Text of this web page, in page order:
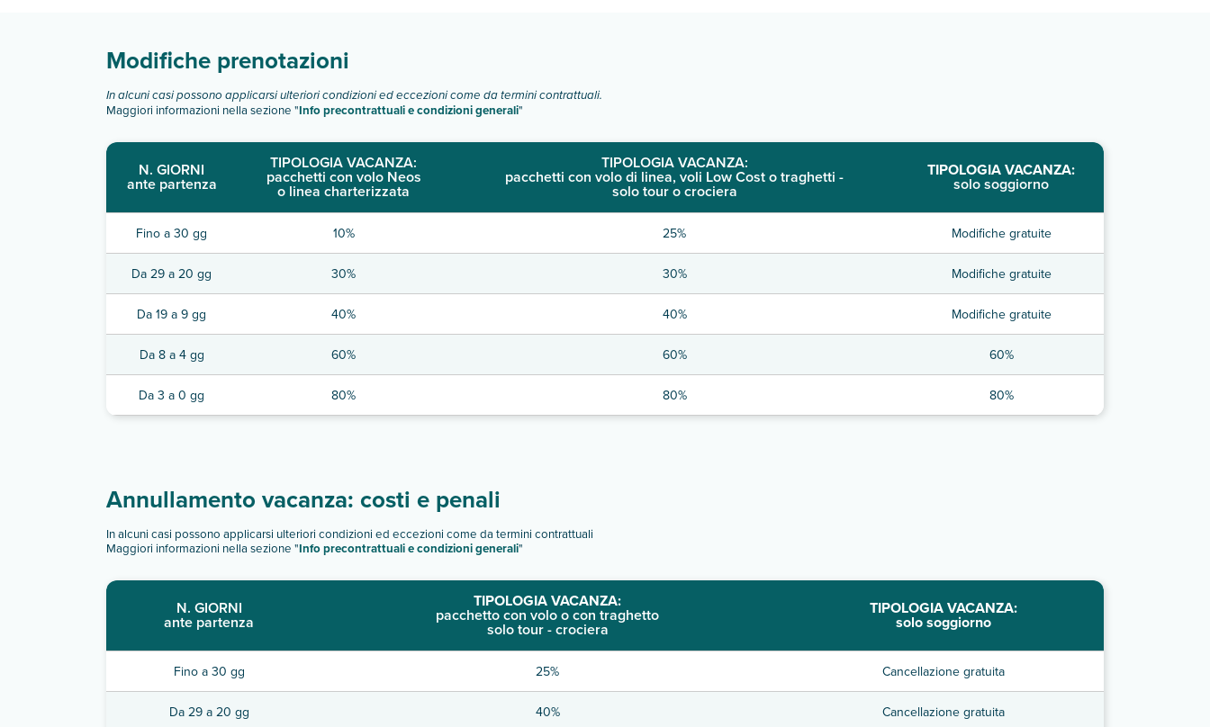
Modifiche prenotazioni
In alcuni casi possono applicarsi ulteriori condizioni ed eccezioni come da termini contrattuali.
Maggiori informazioni nella sezione "Info precontrattuali e condizioni generali"
N. GIORNI
ante partenza
TIPOLOGIA VACANZA:
pacchetti con volo Neos
o linea charterizzata
TIPOLOGIA VACANZA:
pacchetti con volo di linea, voli Low Cost o traghetti -
solo tour o crociera
TIPOLOGIA VACANZA:
solo soggiorno
Fino a 30 gg 10% 25% Modifiche gratuite
Da 29 a 20 gg 30% 30% Modifiche gratuite
Da 19 a 9 gg 40% 40% Modifiche gratuite
Da 8 a 4 gg 60% 60% 60%
Da 3 a 0 gg 80% 80% 80%
Annullamento vacanza: costi e penali
In alcuni casi possono applicarsi ulteriori condizioni ed eccezioni come da termini contrattuali
Maggiori informazioni nella sezione "Info precontrattuali e condizioni generali"
N. GIORNI
ante partenza
TIPOLOGIA VACANZA:
pacchetto con volo o con traghetto
solo tour - crociera
TIPOLOGIA VACANZA:
solo soggiorno
Fino a 30 gg 25% Cancellazione gratuita
Da 29 a 20 gg 40% Cancellazione gratuita